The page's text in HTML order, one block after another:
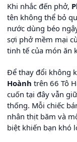
Khi nhắc đến phở,
tên không thể bỏ
nước dùng béo
sợi phở mềm mại
tinh tế của món ăn
Để thay đổi không
Hoành trên 66 Tô
cuốn tại đây vẫn
thống. Mỗi chiếc
nhân thịt băm và
biệt khiến bạn khó